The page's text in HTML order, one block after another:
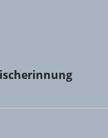
Mainz-